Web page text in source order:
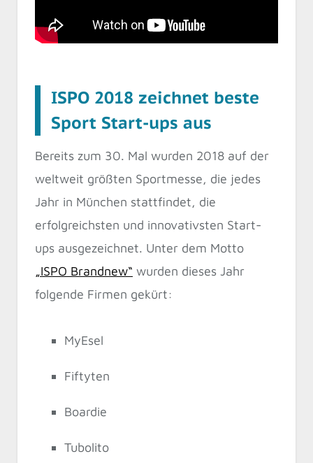
ISPO 2018 zeichnet beste
Sport Start-ups aus
Bereits zum 30. Mal wurden 2018 auf der
weltweit größten Sportmesse, die jedes
Jahr in München stattfindet, die
erfolgreichsten und innovativsten Start-
ups ausgezeichnet. Unter dem Motto
„ISPO Brandnew“ wurden dieses Jahr
folgende Firmen gekürt:
MyEsel
Fiftyten
Boardie
Tubolito